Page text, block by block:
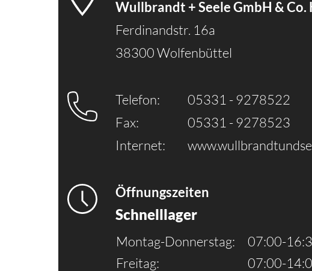
Wullbrandt + Seele GmbH & Co.
Ferdinandstr. 16a
38300 Wolfenbüttel
Telefon:
05331 - 9278522
Fax:
05331 - 9278523
Internet:
Öffnungszeiten
Schnelllager
Montag-Donnerstag:
07:00-
Freitag:
07:00-